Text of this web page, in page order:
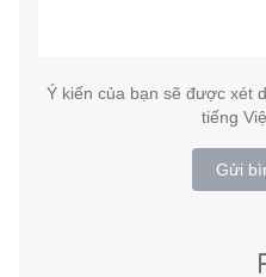
Ý kiến của bạn sẽ được xét
tiếng
Gửi